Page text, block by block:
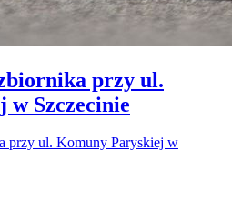
przy ul.
w Szczecinie